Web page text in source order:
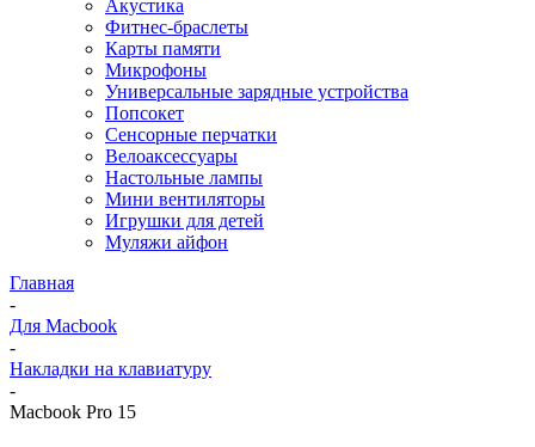
Акустика
Фитнес-браслеты
Карты памяти
Микрофоны
Универсальные зарядные устройства
Попсокет
Сенсорные перчатки
Велоаксессуары
Настольные лампы
Мини вентиляторы
Игрушки для детей
Муляжи айфон
Главная
-
Для Macbook
-
Накладки на клавиатуру
-
Macbook Pro 15